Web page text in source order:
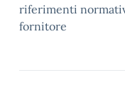
riferimenti
fornitore